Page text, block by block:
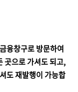
융창구로 방문하여
곳으로 가셔도 되고,
도 재발행이 가능합